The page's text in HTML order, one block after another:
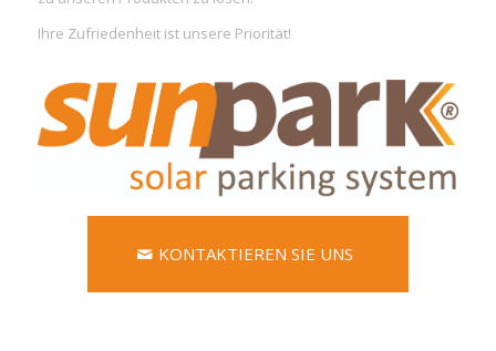
Ihre Zufriedenheit ist unsere Priorität!
KONTAKTIEREN SIE UNS